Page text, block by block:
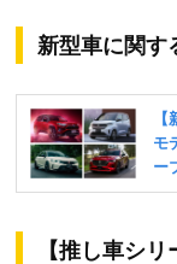
新型車に関す
【推し車シ